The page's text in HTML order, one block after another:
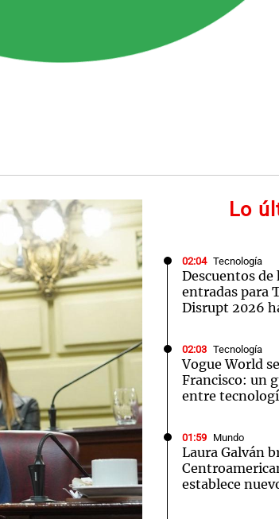
Lo
02:04 Tecnología
Descuentos
entradas para
Disrupt 2026
02:03 Tecnología
Vogue World
Francisco: un
entre
01:59 Mundo
Laura Galván
establece